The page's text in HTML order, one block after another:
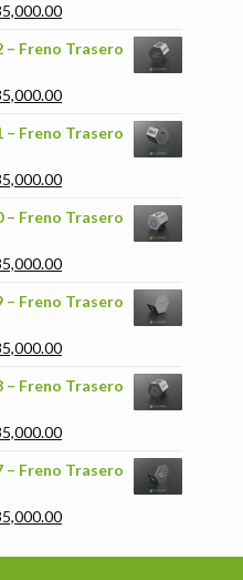
– Freno Trasero
– Freno Trasero
– Freno Trasero
– Freno Trasero
– Freno Trasero
– Freno Trasero